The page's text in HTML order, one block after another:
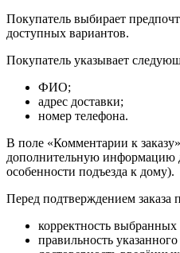
Покупатель выбирает
доступных вариантов.
Покупатель указывает
ФИО;
адрес доставки;
номер телефона.
В поле «Комментарии к
дополнительную информацию
особенности подъезда к дому).
Перед подтверждением заказа
корректность
правильность